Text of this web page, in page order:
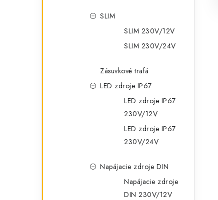
SLIM
SLIM 230V/12V
SLIM 230V/24V
Zásuvkové trafá
LED zdroje IP67
LED zdroje IP67
230V/12V
LED zdroje IP67
230V/24V
Napájacie zdroje DIN
Napájacie zdroje
DIN 230V/12V